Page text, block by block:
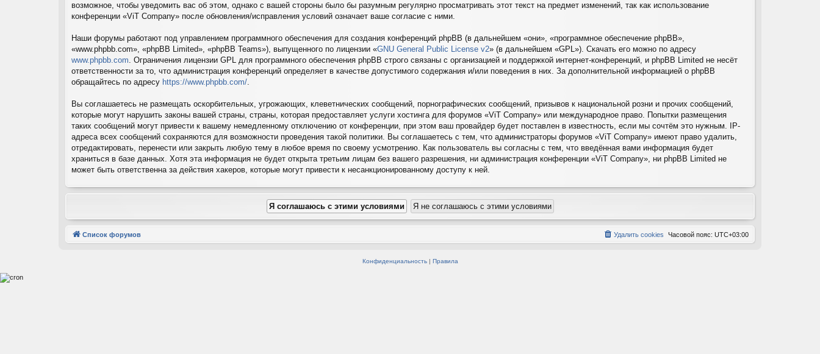
возможное, чтобы уведомить вас об этом, однако с вашей стороны было бы разумным регулярно просматривать этот текст на предмет изменений, так как использование
конференции «ViT Company» после обновления/исправления условий означает ваше согласие с ними.
Наши форумы работают под управлением программного обеспечения для создания конференций phpBB (в дальнейшем «они», «программное обеспечение phpBB»,
«www.phpbb.com», «phpBB Limited», «phpBB Teams»), выпущенного по лицензии «GNU General Public License v2» (в дальнейшем «GPL»). Скачать его можно по адресу
www.phpbb.com. Ограничения лицензии GPL для программного обеспечения phpBB строго связаны с организацией и поддержкой интернет-конференций, и phpBB Limited не несёт
ответственности за то, что администрация конференций определяет в качестве допустимого содержания и/или поведения в них. За дополнительной информацией о phpBB
обращайтесь по адресу https://www.phpbb.com/.
Вы соглашаетесь не размещать оскорбительных, угрожающих, клеветнических сообщений, порнографических сообщений, призывов к национальной розни и прочих сообщений,
которые могут нарушить законы вашей страны, страны, которая предоставляет услуги хостинга для форумов «ViT Company» или международное право. Попытки размещения
таких сообщений могут привести к вашему немедленному отключению от конференции, при этом ваш провайдер будет поставлен в известность, если мы сочтём это нужным. IP-
адреса всех сообщений сохраняются для возможности проведения такой политики. Вы соглашаетесь с тем, что администраторы форумов «ViT Company» имеют право удалить,
отредактировать, перенести или закрыть любую тему в любое время по своему усмотрению. Как пользователь вы согласны с тем, что введённая вами информация будет
храниться в базе данных. Хотя эта информация не будет открыта третьим лицам без вашего разрешения, ни администрация конференции «ViT Company», ни phpBB Limited не
может быть ответственна за действия хакеров, которые могут привести к несанкционированному доступу к ней.
Список форумов Часовой пояс: UTC+03:00
Удалить cookies
Конфиденциальность| Правила